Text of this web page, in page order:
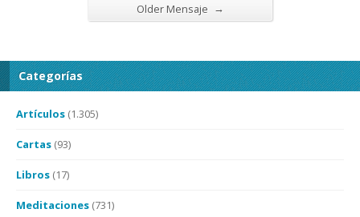
Older Mensaje →
Categorías
Artículos (1.305)
Cartas (93)
Libros (17)
Meditaciones (731)